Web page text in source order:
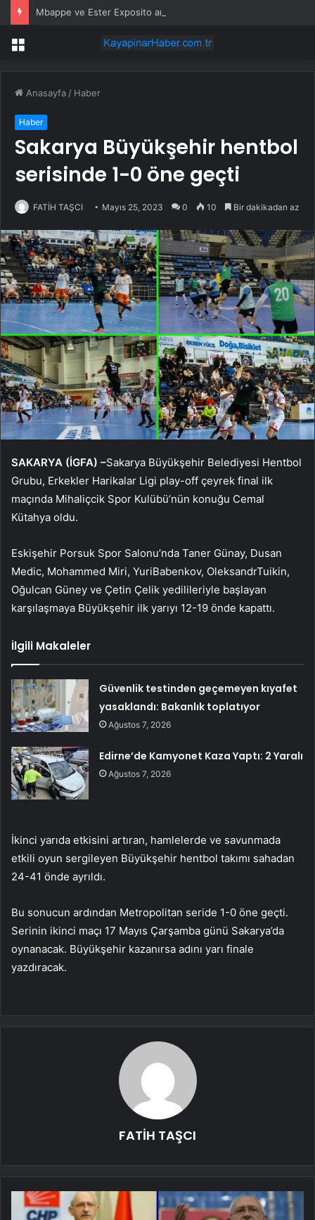
Menü
Anasayfa / Haber
Haber
Sakarya Büyükşehir hentbol
serisinde 1-0 öne geçti
FATİH TAŞCI Mayıs 25, 2023 0 10 Bir dakikadan az
SAKARYA (İGFA) –Sakarya Büyükşehir Belediyesi Hentbol
Grubu, Erkekler Harikalar Ligi play-off çeyrek final ilk
maçında Mihaliçcik Spor Kulübü’nün konuğu Cemal
Kütahya oldu.
Eskişehir Porsuk Spor Salonu’nda Taner Günay, Dusan
Medic, Mohammed Miri, YuriBabenkov, OleksandrTuikin,
Oğulcan Güney ve Çetin Çelik yedilileriyle başlayan
karşılaşmaya Büyükşehir ilk yarıyı 12-19 önde kapattı.
İlgili Makaleler
Güvenlik testinden geçemeyen kıyafet
yasaklandı: Bakanlık toplatıyor
Ağustos 7, 2026
Edirne’de Kamyonet Kaza Yaptı: 2 Yaralı
Ağustos 7, 2026
İkinci yarıda etkisini artıran, hamlelerde ve savunmada
etkili oyun sergileyen Büyükşehir hentbol takımı sahadan
24-41 önde ayrıldı.
Bu sonucun ardından Metropolitan seride 1-0 öne geçti.
Serinin ikinci maçı 17 Mayıs Çarşamba günü Sakarya’da
oynanacak. Büyükşehir kazanırsa adını yarı finale
yazdıracak.
FATİH TAŞCI